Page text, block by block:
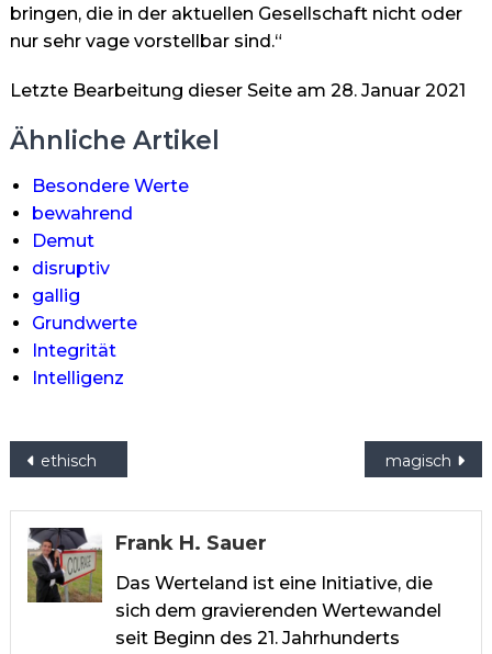
bringen, die in der aktuellen Gesellschaft nicht oder
nur sehr vage vorstellbar sind.“
Letzte Bearbeitung dieser Seite am 28. Januar 2021
Ähnliche Artikel
Besondere Werte
bewahrend
Demut
disruptiv
gallig
Grundwerte
Integrität
Intelligenz
Beitragsnavigation
ethisch magisch
Frank H. Sauer
Das Werteland ist eine Initiative, die
sich dem gravierenden Wertewandel
seit Beginn des 21. Jahrhunderts